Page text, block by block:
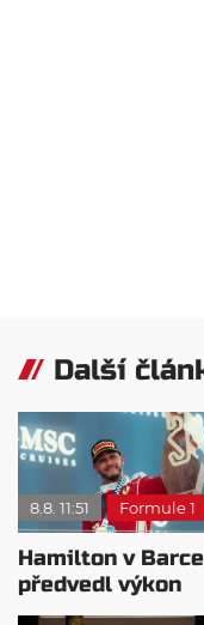
Další
8.8. 11:51 Formule 1
Hamilton v
předvedl výkon
pravého